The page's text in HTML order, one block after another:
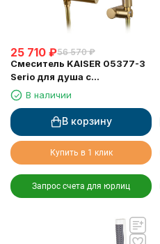
25 710 ₽56 570 ₽
Смеситель KAISER 05377-3
Serio для душа с
термостатом
В наличии
В корзину
Купить в 1 клик
Запрос счета для юрлиц